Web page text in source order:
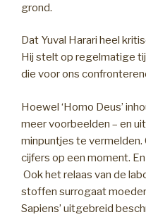
grond.
Dat Yuval Harari heel
Hij stelt op regelmatige
die voor ons
Hoewel ‘Homo Deus’
meer voorbeelden – en
minpuntjes te vermelden.
cijfers op een moment.
Ook het relaas van de
stoffen surrogaat
Sapiens’ uitgebreid